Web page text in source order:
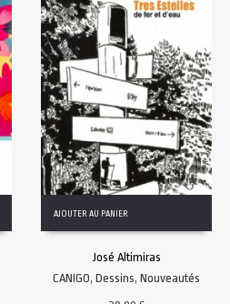
AJOUTER AU PANIER
José Altimiras
CANIGO,Dessins,Nouveautés